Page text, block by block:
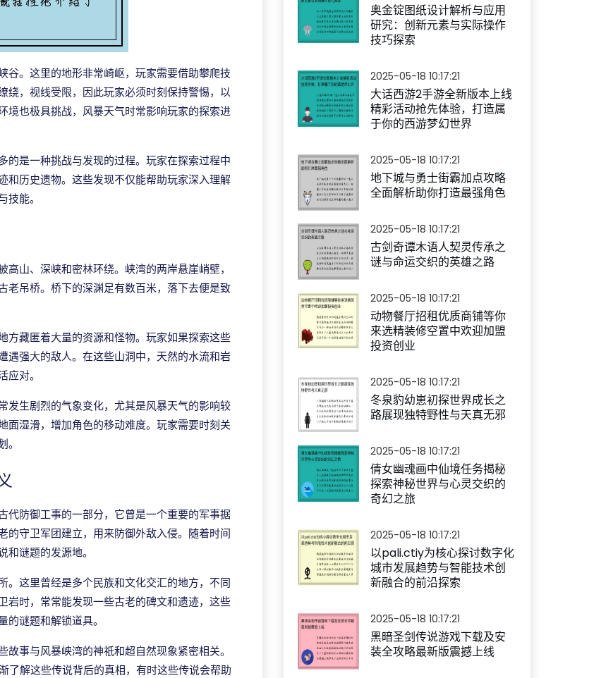
谷。这里的地形非常崎岖，玩家需要借助攀爬技
绕，视线受限，因此玩家必须时刻保持警惕，以
境也极具挑战，风暴天气时常影响玩家的探索进
的是一种挑战与发现的过程。玩家在探索过程中
和历史遗物。这些发现不仅能帮助玩家深入理解
能。
山、深峡和密林环绕。峡湾的两岸悬崖峭壁，
老吊桥。桥下的深渊足有数百米，落下去便是致
方藏匿着大量的资源和怪物。玩家如果探索这些
遇强大的敌人。在这些山洞中，天然的水流和岩
对。
发生剧烈的气象变化，尤其是风暴天气的影响较
面湿滑，增加角色的移动难度。玩家需要时刻关
代防御工事的一部分，它曾是一个重要的军事据
的守卫军团建立，用来防御外敌入侵。随着时间
谜题的发源地。
。这里曾经是多个民族和文化交汇的地方，不同
岩时，常常能发现一些古老的碑文和遗迹，这些
谜题和解锁道具。
事与风暴峡湾的神祇和超自然现象紧密相关。
了解这些传说背后的真相，有时这些传说会帮助
奥金锭图纸设计解析与应用
研究：创新元素与实际操作
技巧探索
2025-05-18 10:17:21
大话西游2手游全新版本上线
精彩活动抢先体验，打造属
于你的西游梦幻世界
2025-05-18 10:17:21
地下城与勇士街霸加点攻略
全面解析助你打造最强角色
2025-05-18 10:17:21
古剑奇谭木语人契灵传承之
谜与命运交织的英雄之路
2025-05-18 10:17:21
动物餐厅招租优质商铺等你
来选精装修空置中欢迎加盟
投资创业
2025-05-18 10:17:21
冬泉豹幼崽初探世界成长之
路展现独特野性与天真无邪
2025-05-18 10:17:21
倩女幽魂画中仙境任务揭秘
探索神秘世界与心灵交织的
奇幻之旅
2025-05-18 10:17:21
以pali.ctiy为核心探讨数字化
城市发展趋势与智能技术创
新融合的前沿探索
2025-05-18 10:17:21
黑暗圣剑传说游戏下载及安
装全攻略最新版震撼上线